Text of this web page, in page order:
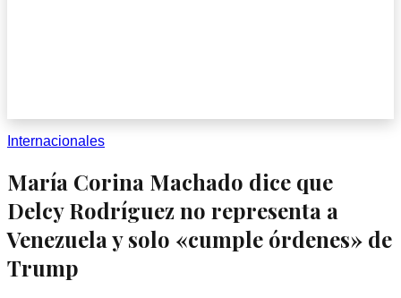
Internacionales
María Corina Machado dice que
Delcy Rodríguez no representa a
Venezuela y solo «cumple órdenes» de
Trump